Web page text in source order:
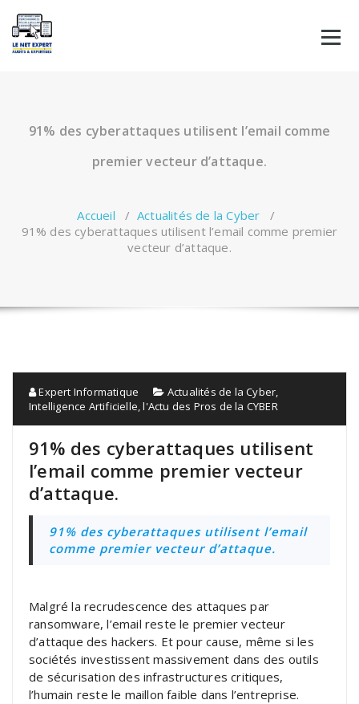
au
contenu
91% des cyberattaques utilisent l’email comme
premier vecteur d’attaque.
Accueil / Actualités de la Cyber /
91% des cyberattaques utilisent l’email comme premier
vecteur d’attaque.
Expert Informatique Actualités de la Cyber,
Intelligence Artificielle,l'Actu des Pros de la CYBER
91% des cyberattaques utilisent
l’email comme premier vecteur
d’attaque.
91% des cyberattaques utilisent l’email
comme premier vecteur d’attaque.
Malgré la recrudescence des attaques par
ransomware, l’email reste le premier vecteur
d’attaque des hackers. Et pour cause, même si les
sociétés investissent massivement dans des outils
de sécurisation des infrastructures critiques,
l’humain reste le maillon faible dans l’entreprise.